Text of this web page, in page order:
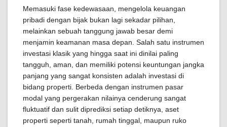
Memasuki fase kedewasaan, mengelola keuangan
pribadi dengan bijak bukan lagi sekadar pilihan,
melainkan sebuah tanggung jawab besar demi
menjamin keamanan masa depan. Salah satu instrumen
investasi klasik yang hingga saat ini dinilai paling
tangguh, aman, dan memiliki potensi keuntungan jangka
panjang yang sangat konsisten adalah investasi di
bidang properti. Berbeda dengan instrumen pasar
modal yang pergerakan nilainya cenderung sangat
fluktuatif dan sulit diprediksi setiap detiknya, aset
properti seperti tanah, rumah tinggal, maupun ruko